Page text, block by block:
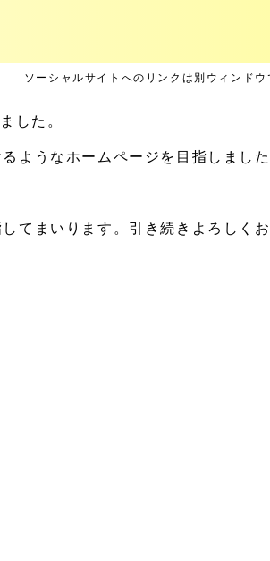
ソーシャルサイトへのリンクは別ウィンドウ
した。
ようなホームページを目指しました
てまいります。引き続きよろしくお